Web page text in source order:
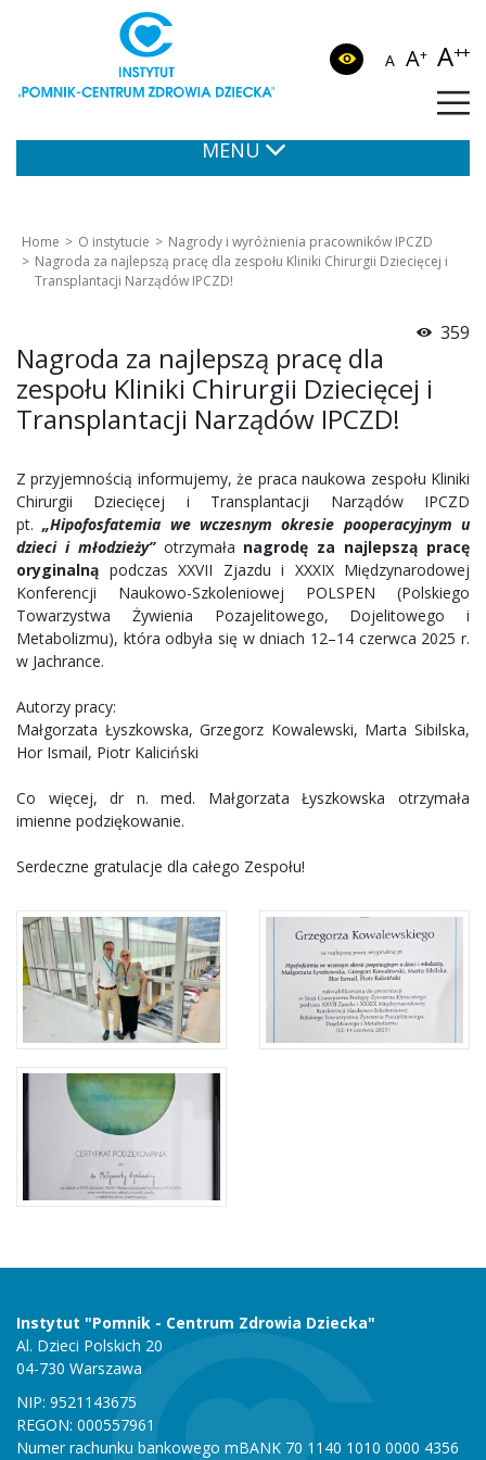
A A+ A++
MENU
Home O instytucie
Nagrody i wyróżnienia pracowników IPCZD
Nagroda za najlepszą pracę dla zespołu Kliniki Chirurgii Dziecięcej i
Transplantacji Narządów IPCZD!
359
Nagroda za najlepszą pracę dla
zespołu Kliniki Chirurgii Dziecięcej i
Transplantacji Narządów IPCZD!
Z przyjemnością informujemy, że praca naukowa zespołu Kliniki
Chirurgii Dziecięcej i Transplantacji Narządów IPCZD
pt.„Hipofosfatemia we wczesnym okresie pooperacyjnym u
dzieci i młodzieży” otrzymała nagrodę za najlepszą pracę
oryginalną podczas XXVII Zjazdu i XXXIX Międzynarodowej
Konferencji Naukowo-Szkoleniowej POLSPEN (Polskiego
Towarzystwa Żywienia Pozajelitowego, Dojelitowego i
Metabolizmu), która odbyła się w dniach 12–14 czerwca 2025 r.
w Jachrance.
Autorzy pracy:
Małgorzata Łyszkowska, Grzegorz Kowalewski, Marta Sibilska,
Hor Ismail, Piotr Kaliciński
Co więcej, dr n. med. Małgorzata Łyszkowska otrzymała
imienne podziękowanie.
Serdeczne gratulacje dla całego Zespołu!
Instytut "Pomnik - Centrum Zdrowia Dziecka"
Al. Dzieci Polskich 20
04-730 Warszawa
NIP: 9521143675
REGON: 000557961
Numer rachunku bankowego mBANK 70 1140 1010 0000 4356